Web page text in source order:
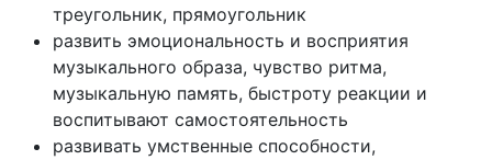
треугольник, прямоугольник
развить эмоциональность и восприятия
музыкального образа, чувство ритма,
музыкальную память, быстроту реакции и
воспитывают самостоятельность
развивать умственные способности,